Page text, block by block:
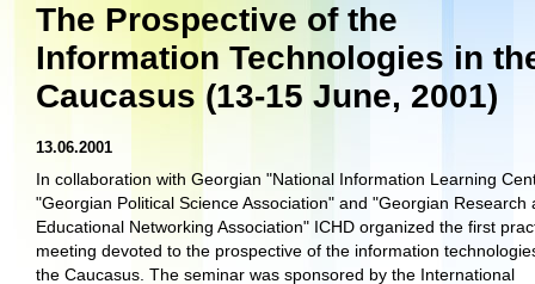
The Prospective of the
Information Technologies in
Caucasus (13-15 June, 2001)
13.06.2001
In collaboration with Georgian "National Information Learning
"Georgian Political Science Association" and "Georgian Research
Educational Networking Association" ICHD organized the first
meeting devoted to the prospective of the information
the Caucasus. The seminar was sponsored by the International